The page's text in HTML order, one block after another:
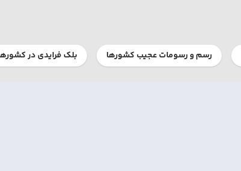
رسم و رسومات عجیب کشورها بلک فرایدی در